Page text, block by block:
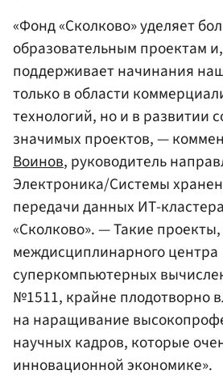
«Фонд «Сколково» уделяет
образовательным проектам
поддерживает начинания
только в области
технологий, но и в развитии
значимых проектов, —
Воинов, руководитель
Электроника/Системы
передачи данных ИТ-
«Сколково». — Такие
междисциплинарного центра
суперкомпьютерных
№1511, крайне плодотворно
на наращивание
научных кадров, которые
инновационной экономике».